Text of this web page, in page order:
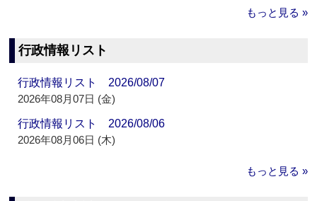
もっと見る »
行政情報リスト
行政情報リスト 2026/08/07
2026年08月07日 (金)
行政情報リスト 2026/08/06
2026年08月06日 (木)
もっと見る »